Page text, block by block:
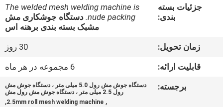
کارخانه
جزئیات بسته
بندی:
The welded mesh welding machine is
nude packing. دستگاه جوشکاری مش
مشبک بسته بندی برهنه اس
زمان تحویل:
30 روز
قابلیت ارائه:
6 مجموعه در هر ماه
برجسته:
دستگاه جوش مش رول 5.0 میلی متر ، دستگاه جوش مش
رول 2.5 میلی متر ، دستگاه جوش مش رول مش
,
2.5mm roll mesh welding machine
,